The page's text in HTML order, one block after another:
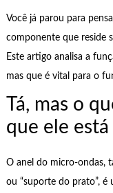
Você já parou para
componente que reside
Este artigo analisa a
mas que é vital para o
Tá, mas o
que ele está
O anel do micro-ondas,
ou “suporte do prato”, é